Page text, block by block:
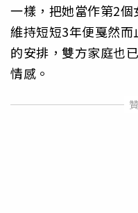
一樣，把她當作第2
維持短短3年便戛然
的安排，雙方家庭也
情感。